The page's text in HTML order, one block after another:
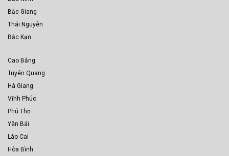
Bắc Giang
Thái Nguyên
Bắc Kạn
Cao Bằng
Tuyên Quang
Hà Giang
Vĩnh Phúc
Phú Thọ
Yên Bái
Lào Cai
Hòa Bình